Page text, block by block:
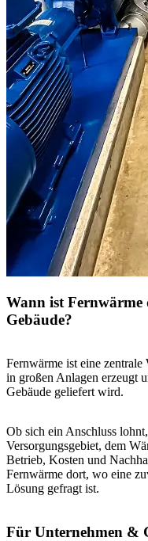
Wann ist
Gebäude?
Fernwärme ist eine
in großen Anlagen erzeugt
Gebäude geliefert wird.
Ob sich ein Anschluss
Versorgungsgebiet, dem
Betrieb, Kosten und
Fernwärme dort, wo eine
Lösung gefragt ist.
Für Unternehmen &